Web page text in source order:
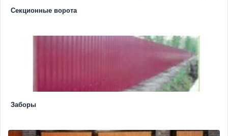
Секционные ворота
Заборы